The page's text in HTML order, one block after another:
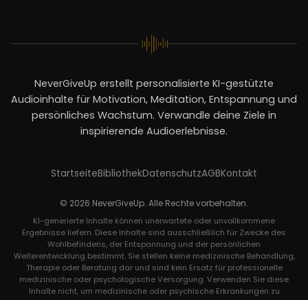
NeverGiveUp erstellt personalisierte KI-gestützte
Audioinhalte für Motivation, Meditation, Entspannung und
persönliches Wachstum. Verwandle deine Ziele in
inspirierende Audioerlebnisse.
StartseiteBibliothekDatenschutzAGBKontakt
© 2026 NeverGiveUp. Alle Rechte vorbehalten.
KI-generierte Inhalte können unerwartete oder unvollkommene
Ergebnisse liefern. Diese Inhalte sind ausschließlich für Zwecke des
Wohlbefindens, der Entspannung und der persönlichen
Weiterentwicklung bestimmt. Sie stellen keine medizinische Behandlung,
Therapie oder Beratung dar und sind kein Ersatz für professionelle
medizinische oder psychologische Versorgung. Verwenden Sie diese
Inhalte nicht, um medizinische oder psychische Erkrankungen zu